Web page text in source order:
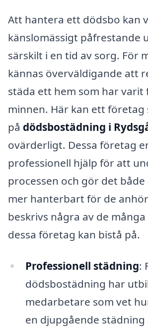
Att hantera ett dödsbo kan
känslomässigt påfrestande
särskilt i en tid av sorg. För
kännas överväldigande att
städa ett hem som har varit
minnen. Här kan ett företag
på dödsbostädning i
ovärderligt. Dessa företag
professionell hjälp för att
processen och gör det
mer hanterbart för de
beskrivs några av de
dessa företag kan bistå på.
Professionell städning:
dödsbostädning har
medarbetare som vet
en djupgående städning